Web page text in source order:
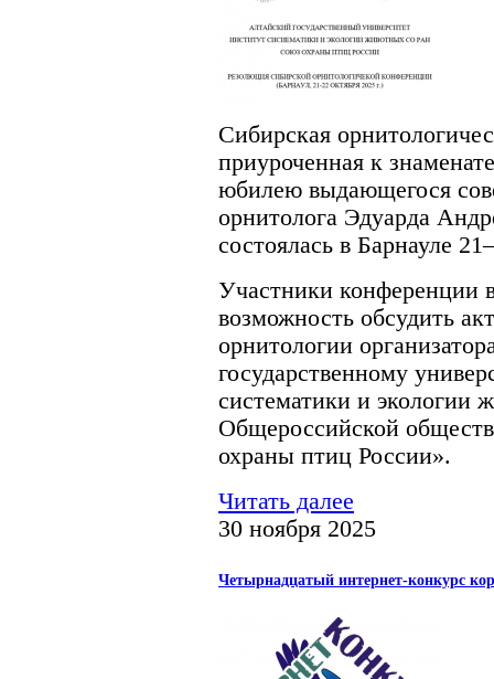
Сибирская
приуроченная к
юбилею выдающегося
орнитолога Эдуарда
состоялась в Барнауле
Участники конференции
возможность обсудить
орнитологии
государственному
систематики и
Общероссийской
охраны птиц России».
Читать далее
30 ноября 2025
Четырнадцатый интернет-конкурс